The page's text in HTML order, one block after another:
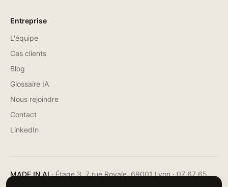
Entreprise
L'équipe
Cas clients
Blog
Glossaire IA
Nous rejoindre
Contact
LinkedIn
MADE IN AI·Étage 3, 7 rue Royale,69001 Lyon·07 67 65